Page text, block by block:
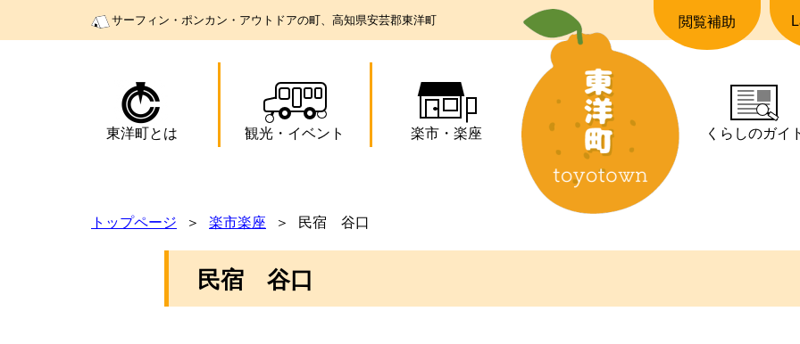
閲覧補助
サーフィン・ポンカン・アウトドアの町、高知県安芸郡東洋町
東洋町とは 観光 ・ イベント 楽市・楽座 くらしのガイ
トップページ 楽市楽座 民宿 谷口
民宿 谷口